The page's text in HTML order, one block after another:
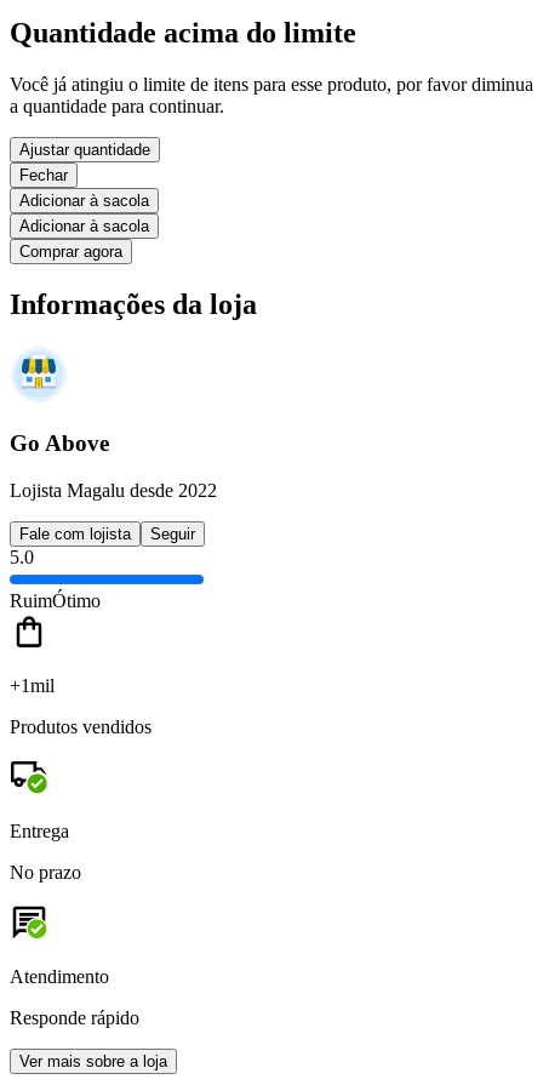
Quantidade acima do limite
Você já atingiu o limite de itens para esse produto, por favor diminua
a quantidade para continuar.
Ajustar quantidade
Fechar
Adicionar à sacola
Adicionar à sacola
Comprar agora
Informações da loja
Go Above
Lojista Magalu desde 2022
Fale com lojista Seguir
5.0
RuimÓtimo
+1mil
Produtos vendidos
Entrega
No prazo
Atendimento
Responde rápido
Ver mais sobre a loja